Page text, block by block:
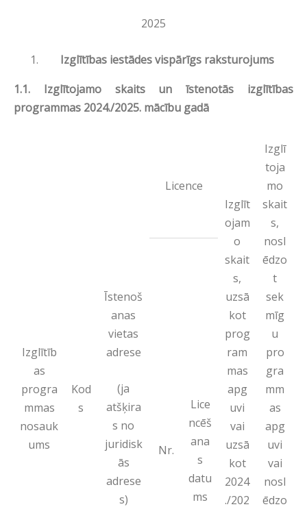
2025
Izglītības iestādes vispārīgs raksturojums
1.1.
Izglītojamo skaits un īstenotās izglītības
programmas 2024./2025. mācību gadā
Izglītīb
as
progra
mmas
nosauk
ums
Kod
s
Īstenoš
anas
vietas
adrese
(ja
atšķira
s no
juridisk
ās
adrese
s)
Licence
Izglīt
ojam
o
skait
s,
uzsā
kot
prog
ram
mas
apg
uvi
vai
uzsā
kot
2024
./202
Izglī
toja
mo
skait
s,
nosl
ēdzo
t
sek
mīg
u
pro
gra
mm
as
apg
uvi
vai
nosl
ēdzo
Nr.
Lice
ncēš
ana
s
datu
ms